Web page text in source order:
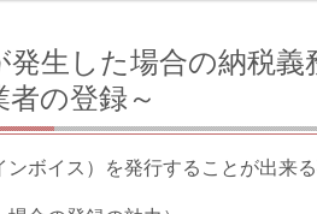
発生した場合の納税
者の登録～
ンボイス）を発行することが出来